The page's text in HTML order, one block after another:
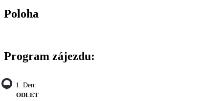
Poloha
Program zájezdu:
1. Den:
ODLET